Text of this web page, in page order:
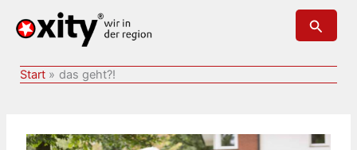
Suchen
Start das geht?!